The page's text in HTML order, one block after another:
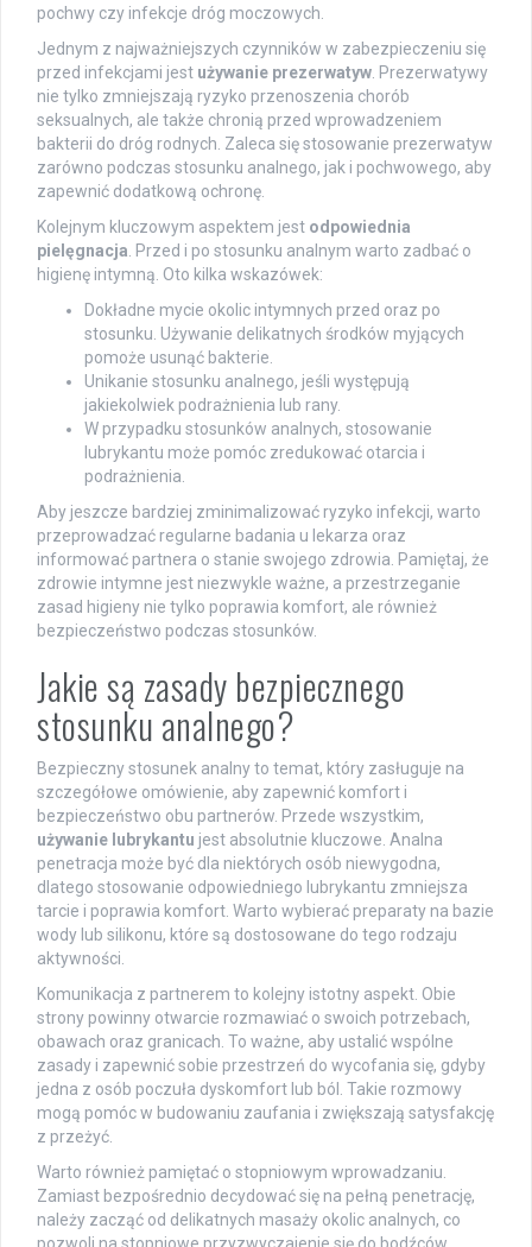
pochwy czy infekcje dróg moczowych.
Jednym z najważniejszych czynników w zabezpieczeniu się
przed infekcjami jest używanie prezerwatyw . Prezerwatywy
nie tylko zmniejszają ryzyko przenoszenia chorób
seksualnych, ale także chronią przed wprowadzeniem
bakterii do dróg rodnych. Zaleca się stosowanie prezerwatyw
zarówno podczas stosunku analnego, jak i pochwowego, aby
zapewnić dodatkową ochronę.
Kolejnym kluczowym aspektem jest odpowiednia
pielęgnacja . Przed i po stosunku analnym warto zadbać o
higienę intymną. Oto kilka wskazówek:
Dokładne mycie okolic intymnych przed oraz po
stosunku. Używanie delikatnych środków myjących
pomoże usunąć bakterie.
Unikanie stosunku analnego, jeśli występują
jakiekolwiek podrażnienia lub rany.
W przypadku stosunków analnych, stosowanie
lubrykantu może pomóc zredukować otarcia i
podrażnienia.
Aby jeszcze bardziej zminimalizować ryzyko infekcji, warto
przeprowadzać regularne badania u lekarza oraz
informować partnera o stanie swojego zdrowia. Pamiętaj, że
zdrowie intymne jest niezwykle ważne, a przestrzeganie
zasad higieny nie tylko poprawia komfort, ale również
bezpieczeństwo podczas stosunków.
Jakie są zasady bezpiecznego
stosunku analnego?
Bezpieczny stosunek analny to temat, który zasługuje na
szczegółowe omówienie, aby zapewnić komfort i
bezpieczeństwo obu partnerów. Przede wszystkim,
używanie lubrykantu jest absolutnie kluczowe. Analna
penetracja może być dla niektórych osób niewygodna,
dlatego stosowanie odpowiedniego lubrykantu zmniejsza
tarcie i poprawia komfort. Warto wybierać preparaty na bazie
wody lub silikonu, które są dostosowane do tego rodzaju
aktywności.
Komunikacja z partnerem to kolejny istotny aspekt. Obie
strony powinny otwarcie rozmawiać o swoich potrzebach,
obawach oraz granicach. To ważne, aby ustalić wspólne
zasady i zapewnić sobie przestrzeń do wycofania się, gdyby
jedna z osób poczuła dyskomfort lub ból. Takie rozmowy
mogą pomóc w budowaniu zaufania i zwiększają satysfakcję
z przeżyć.
Warto również pamiętać o stopniowym wprowadzaniu.
Zamiast bezpośrednio decydować się na pełną penetrację,
należy zacząć od delikatnych masaży okolic analnych, co
pozwoli na stopniowe przyzwyczajenie się do bodźców.